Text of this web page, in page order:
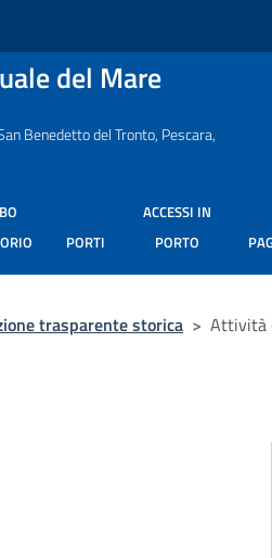
del Mare
Benedetto del Tronto, Pescara,
PORTI
ACCESSI IN
PORTO
trasparente storica > Attività